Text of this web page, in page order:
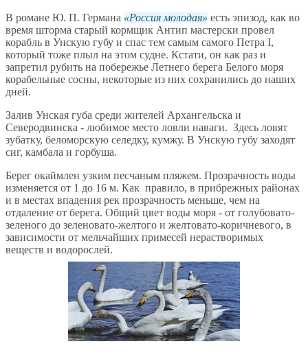
В романе Ю. П. Германа Россия молодая
есть эпизод, как во
время шторма старый кормщик Антип мастерски провел
корабль в Унскую губу и спас тем самым самого Петра I,
который тоже плыл на этом судне. Кстати, он как раз и
запретил рубить на побережье Летнего берега Белого моря
корабельные сосны, некоторые из них сохранились до наших
дней.
Залив Унская губа среди жителей Архангельска и
Северодвинска - любимое место ловли наваги. Здесь ловят
зубатку, беломорскую селедку, кумжу. В Унскую губу заходят
сиг, камбала и горбуша.
Берег окаймлен узким песчаным пляжем. Прозрачность воды
изменяется от 1 до 16 м. Как правило, в прибрежных районах
и в местах впадения рек прозрачность меньше, чем на
отдаление от берега. Общий цвет воды моря - от голубовато-
зеленого до зеленовато-желтого и желтовато-коричневого, в
зависимости от мельчайших примесей нерастворимых
веществ и водорослей.